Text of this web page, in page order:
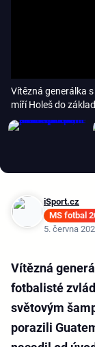
Vítězná generálka
míří Holeš do
iSport.cz
MS fotbal
5. června
Vítězná
fotbalisté
světovým
porazili